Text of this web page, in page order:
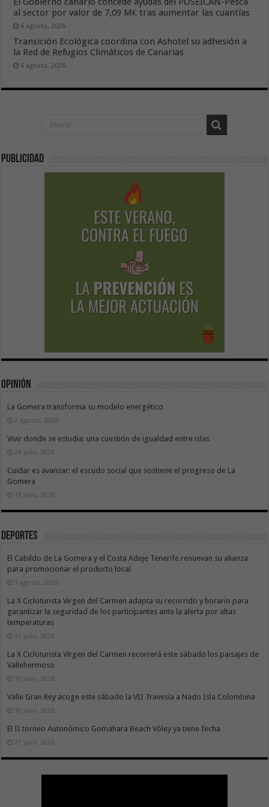
al sector por valor de 7,09 M€ tras aumentar las cuantías
6 agosto, 2026
Transición Ecológica coordina con Ashotel su adhesión a
la Red de Refugios Climáticos de Canarias
6 agosto, 2026
Publicidad
Opinión
La Gomera transforma su modelo energético
2 agosto, 2026
Vivir donde se estudia: una cuestión de igualdad entre islas
26 julio, 2026
Cuidar es avanzar: el escudo social que sostiene el progreso de La
Gomera
19 julio, 2026
Deportes
El Cabildo de La Gomera y el Costa Adeje Tenerife renuevan su alianza
para promocionar el producto local
3 agosto, 2026
La X Cicloturista Virgen del Carmen adapta su recorrido y horario para
garantizar la seguridad de los participantes ante la alerta por altas
temperaturas
31 julio, 2026
La X Cicloturista Virgen del Carmen recorrerá este sábado los paisajes de
Vallehermoso
30 julio, 2026
Valle Gran Rey acoge este sábado la VII Travesía a Nado Isla Colombina
30 julio, 2026
El II torneo Autonómico Gomahara Beach Vóley ya tiene fecha
27 julio, 2026